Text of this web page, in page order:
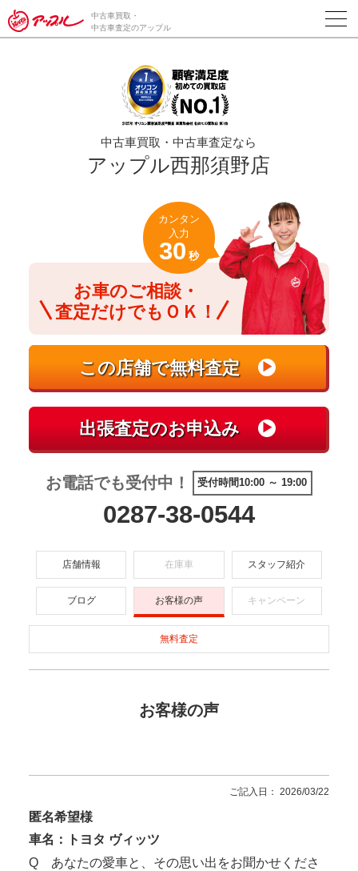
/*ABテスト_新規査定フォームの為のCVボタン*/
中古車買取・
中古車査定のアップル
中古車買取・中古車査定なら
アップル西那須野店
お車のご相談・
査定だけでもＯＫ！
カンタン
入力
30 秒
お電話でも受付中！ 受付時間10:00 ～ 19:00
0287-38-0544
店舗情報 在庫車 スタッフ紹介
ブログ お客様の声 キャンペーン
無料査定
お客様の声
ご記入日： 2026/03/22
匿名希望様
車名：トヨタ ヴィッツ
Q あなたの愛車と、その思い出をお聞かせくださ